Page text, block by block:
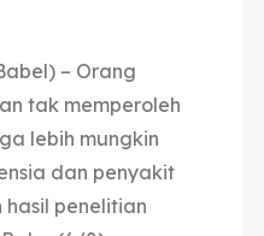
– Orang
tak memperoleh
lebih mungkin
dan penyakit
hasil penelitian